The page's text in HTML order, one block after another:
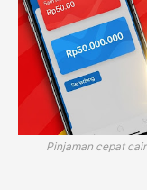
Pinjaman cepat